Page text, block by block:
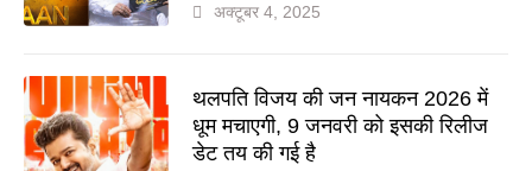
अक्टूबर 4, 2025
थलपति विजय की जन नायकन 2026 में
धूम मचाएगी, 9 जनवरी को इसकी रिलीज
डेट तय की गई है